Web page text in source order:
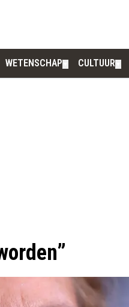
WETENSCHAP CULTUUR